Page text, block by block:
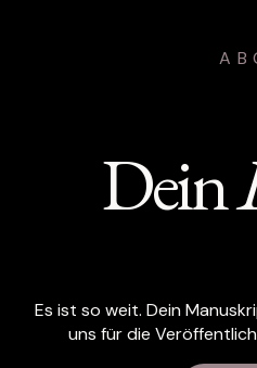
Dein
Es ist so weit. Dein
uns für die